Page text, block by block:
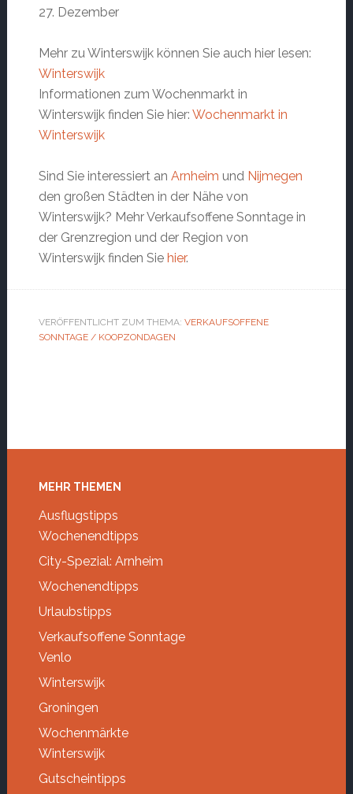
27. Dezember
Mehr zu Winterswijk können Sie auch hier lesen:
Winterswijk
Informationen zum Wochenmarkt in
Winterswijk finden Sie hier: Wochenmarkt in
Winterswijk
Sind Sie interessiert an Arnheim und Nijmegen
den großen Städten in der Nähe von
Winterswijk? Mehr Verkaufsoffene Sonntage in
der Grenzregion und der Region von
Winterswijk finden Sie hier.
VERÖFFENTLICHT ZUM THEMA: VERKAUFSOFFENE
SONNTAGE / KOOPZONDAGEN
Footer
MEHR THEMEN
Ausflugstipps
Wochenendtipps
City-Spezial: Arnheim
Wochenendtipps
Urlaubstipps
Verkaufsoffene Sonntage
Venlo
Winterswijk
Groningen
Wochenmärkte
Winterswijk
Gutscheintipps